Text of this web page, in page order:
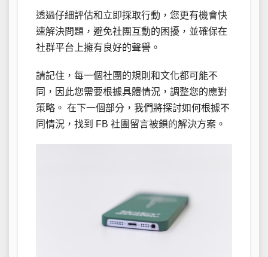
透過仔細評估和立即採取行動，您更有機會快
速解決問題，避免社團互動的困擾，並確保在
社群平台上擁有良好的聲譽。
請記住，每一個社團的規則和文化都可能不
同，因此您需要根據具體情況，調整您的應對
策略。 在下一個部分，我們將探討如何根據不
同情況，找到 FB 社團留言被鎖的解決方案。